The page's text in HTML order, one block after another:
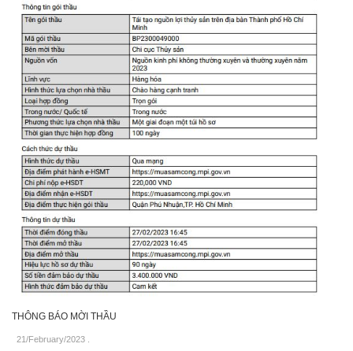
THÔNG BÁO MỜI THẦU
21/February/2023